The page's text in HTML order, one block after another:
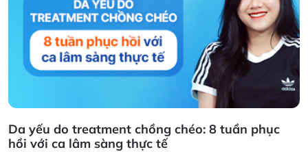
Da yếu do treatment chồng chéo: 8 tuần phục
hồi với ca lâm sàng thực tế